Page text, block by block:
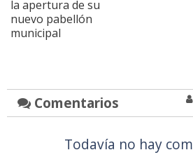
la apertura de su
nuevo pabellón
municipal
Comentarios
Todavía no hay